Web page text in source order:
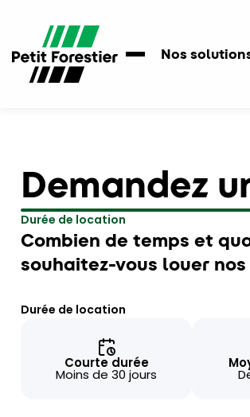
Nos
Demandez
Durée de location
Combien de temps et
souhaitez-vous louer
Durée de location
Courte durée
Moins de 30 jours